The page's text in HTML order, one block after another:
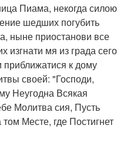
Пиама, некогда силою
шедших погубить
ныне приостанови все
мя из града сего
приближатися к дому
своей: "Господи,
Неугодна Всякая
Молитва сия, Пусть
Месте, где Постигнет